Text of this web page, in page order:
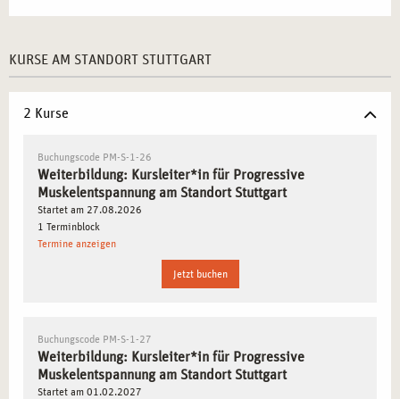
vorbereiten.
Flexible Weiterbildungsmöglichkeiten für verschiedene
Berufsgruppen– PME-Kurse lassen sich vielseitig in
verschiedene berufliche Kontexte einbinden, sei es in
Unternehmensberatung.
Starke Vernetzung mit Gesundheits- und
Bildungseinrichtungen
Kooperationen mit Kliniken, Schulen und
Sporteinrichtungen, die nach zertifizierten PME-
Kursleiter*innen suchen.
Stressbewältigungsstrategien, was die Stadt zu einem
attraktiven Standort für die Ausbildung und spätere
berufliche Tätigkeit macht.
KURSE AM STANDORT STUTTGART
2 Kurse
Buchungscode PM-S-1-26
Weiterbildung: Kursleiter*in für Progressive
Muskelentspannung am Standort Stuttgart
Startet am 27.08.2026
1 Terminblock
Termine anzeigen
Jetzt buchen
Buchungscode PM-S-1-27
Weiterbildung: Kursleiter*in für Progressive
Muskelentspannung am Standort Stuttgart
Startet am 01.02.2027